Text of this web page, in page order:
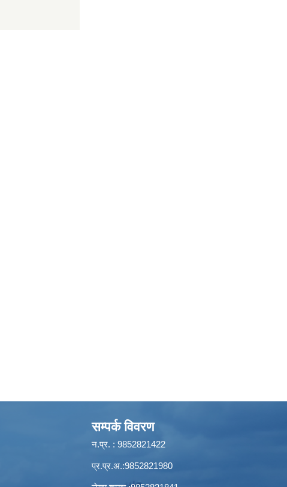
सम्पर्क विवरण
न.प्र. : 9852821422
प्र.प्र.अ.:9852821980